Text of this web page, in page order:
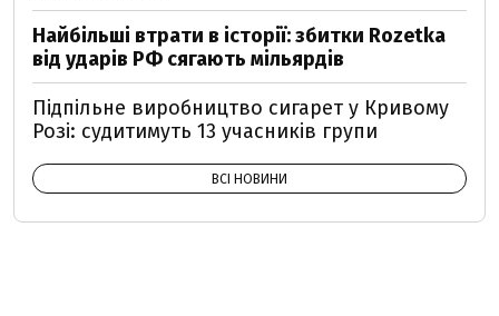
Найбільші втрати в історії: збитки Rozetka
від ударів РФ сягають мільярдів
Підпільне виробництво сигарет у Кривому
Розі: судитимуть 13 учасників групи
ВСІ НОВИНИ